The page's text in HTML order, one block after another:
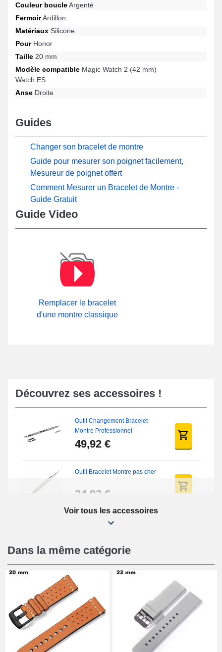
transparente inspire une allure attrayante et cela s'implémente
avec ce genre de bracelet montre escalade et est fonctionne sur
le format de Magic Watch 2 (42 mm), Watch ES et bien plus
encore de la marque Honor. Fabriqué en vue de se marier
bracelet en silicone unit style intemporel et polyvalence dans le
but de proposer un port ergonomique.
Couleur boucleArgenté
FermoirArdillon
Matériaux Silicone
PourHonor
Taille 20 mm
Modèle compatible Magic Watch 2 (42 mm)
Watch ES
Anse Droite
Guides
Changer son bracelet de montre
Guide pour mesurer son poignet facilement,
Mesureur de poignet offert
Comment Mesurer un Bracelet de Montre -
Guide Gratuit
Guide Video
Remplacer le bracelet
d'une montre classique
Découvrez ses accessoires !
Outil Changement Bracelet
Montre Professionnel
49,92 €
Outil Bracelet Montre pas cher
34,92 €
Kit Réparation Montre Débutant
16,90 €
Pied à Coulisse Numérique
9,90 €
Kit Horlogerie Débutant
Voir tous les accessoires
Dans la même catégorie